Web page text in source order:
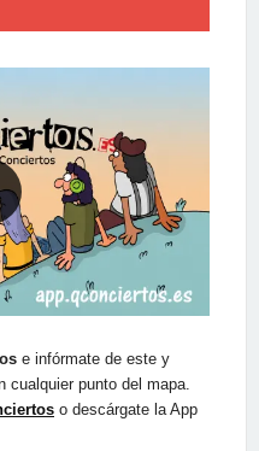
e infórmate de este y
cualquier punto del mapa.
o descárgate la App